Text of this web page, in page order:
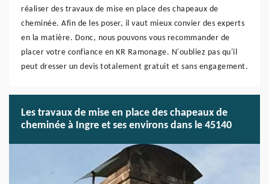
réaliser des travaux de mise en place des chapeaux de
cheminée. Afin de les poser, il vaut mieux convier des experts
en la matière. Donc, nous pouvons vous recommander de
placer votre confiance en KR Ramonage. N'oubliez pas qu'il
peut dresser un devis totalement gratuit et sans engagement.
Les travaux de mise en place des chapeaux de
cheminée à Ingre et ses environs dans le 45140